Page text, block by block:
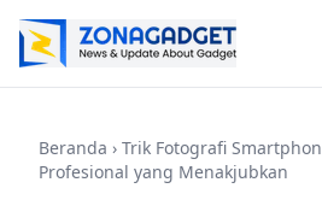
Beranda › Trik Fotografi
Profesional yang Menakjubkan